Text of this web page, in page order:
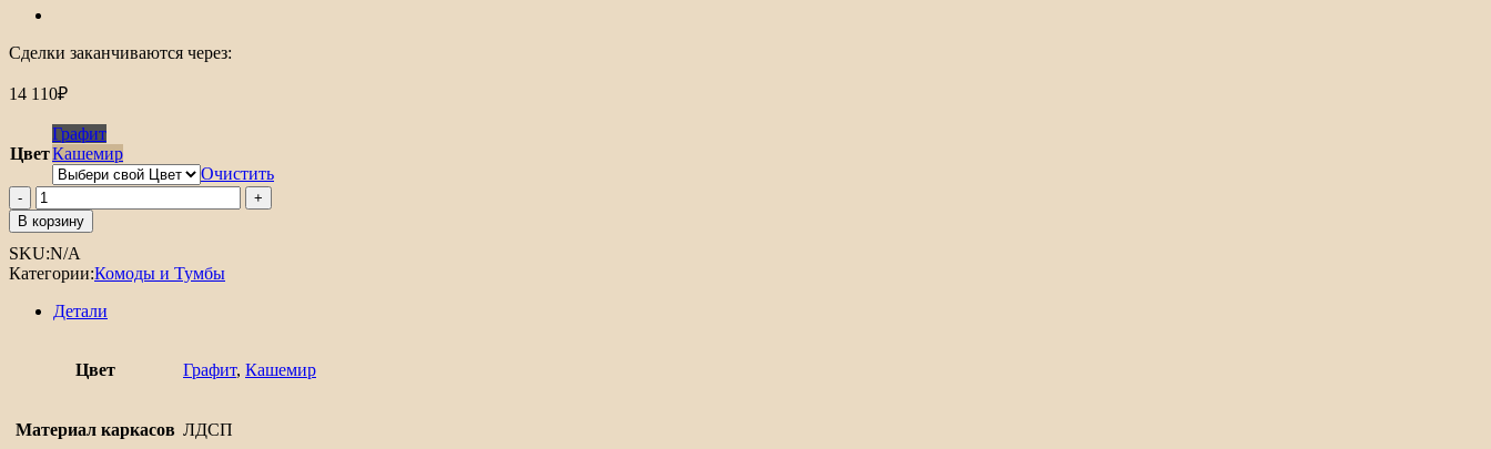
Сделки заканчиваются через:
14 110₽
Цвет
Графит
Кашемир
Очистить
Количество
товара
Комод
Салерно
10
В корзину
SKU:N/A
Категории:Комоды и Тумбы
Детали
Цвет Графит, Кашемир
Материал каркасов ЛДСП